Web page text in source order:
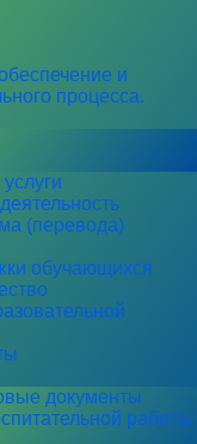
и
процесса.
(перевода)
обучающихся
документы
работы